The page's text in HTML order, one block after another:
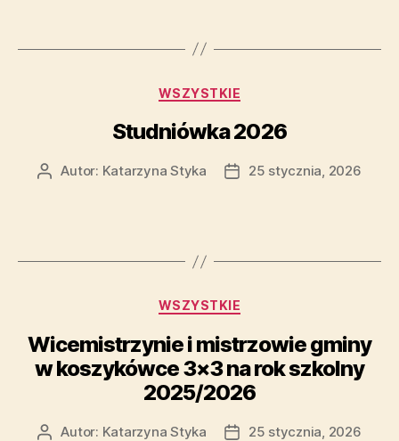
WSZYSTKIE
Studniówka 2026
Autor: Katarzyna Styka 25 stycznia, 2026
WSZYSTKIE
Wicemistrzynie i mistrzowie gminy
w koszykówce 3×3 na rok szkolny
2025/2026
Autor: Katarzyna Styka 25 stycznia, 2026